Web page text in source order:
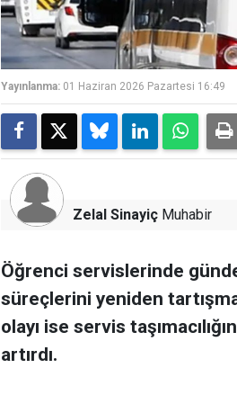
Yayınlanma: 01 Haziran 2026 Pazartesi 16:49
Zelal Sinayiç Muhabir
Öğrenci servislerinde
süreçlerini yeniden
olayı ise servis
artırdı.